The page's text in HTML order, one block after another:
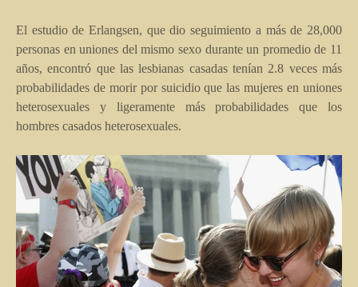
El estudio de Erlangsen, que dio seguimiento a más de 28,000
personas en uniones del mismo sexo durante un promedio de 11
años, encontró que las lesbianas casadas tenían 2.8 veces más
probabilidades de morir por suicidio que las mujeres en uniones
heterosexuales y ligeramente más probabilidades que los
hombres casados heterosexuales.